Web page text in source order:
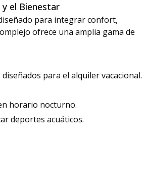
el Bienestar
para integrar confort,
ofrece una amplia gama de
para el alquiler vacacional.
horario nocturno.
deportes acuáticos.